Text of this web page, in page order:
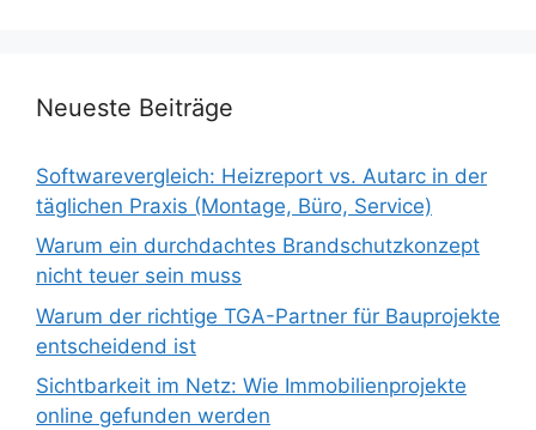
Neueste Beiträge
Softwarevergleich: Heizreport vs. Autarc in der
täglichen Praxis (Montage, Büro, Service)
Warum ein durchdachtes Brandschutzkonzept
nicht teuer sein muss
Warum der richtige TGA-Partner für Bauprojekte
entscheidend ist
Sichtbarkeit im Netz: Wie Immobilienprojekte
online gefunden werden